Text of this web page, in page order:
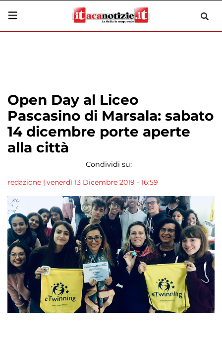
Open Day al Liceo
Pascasino di Marsala: sabato
14 dicembre porte aperte
alla città
Condividi su:
redazione | venerdì 13 Dicembre 2019 - 16:59